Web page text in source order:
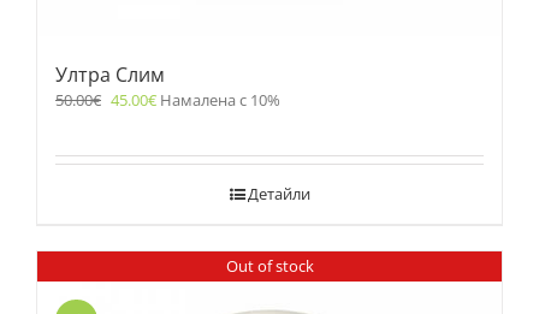
Ултра Слим
50.00€ 45.00€ Намалена с 10%
Детайли
Out of stock